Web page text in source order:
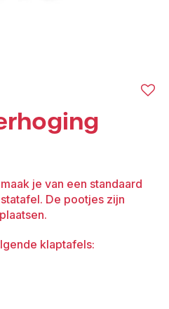
je van een standaard
De pootjes zijn
klaptafels: